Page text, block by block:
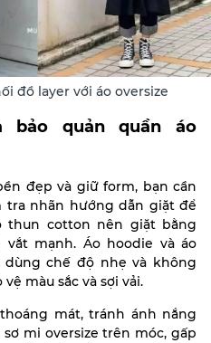
đồ layer với áo oversize
bảo quản quần áo
đẹp và giữ form, bạn cần
tra nhãn hướng dẫn giặt để
thun cotton nên giặt bằng
mạnh. Áo hoodie và áo
chế độ nhẹ và không
màu sắc và sợi vải.
mát, tránh ánh nắng
mi oversize trên móc, gấp